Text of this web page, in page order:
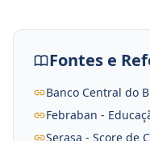
Fontes e
Banco Central do
Febraban -
Serasa - Score de